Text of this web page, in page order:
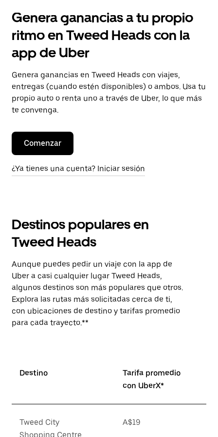
Genera ganancias a tu propio
ritmo en Tweed Heads con la
app de Uber
Genera ganancias en Tweed Heads con viajes,
entregas (cuando estén disponibles) o ambos. Usa tu
propio auto o renta uno a través de Uber, lo que más
te convenga.
Comenzar
¿Ya tienes una cuenta? Iniciar sesión
Destinos populares en
Tweed Heads
Aunque puedes pedir un viaje con la app de
Uber a casi cualquier lugar Tweed Heads,
algunos destinos son más populares que otros.
Explora las rutas más solicitadas cerca de ti,
con ubicaciones de destino y tarifas promedio
para cada trayecto.**
Destino
Tarifa promedio
con UberX*
Tweed City
Shopping Centre
A$19